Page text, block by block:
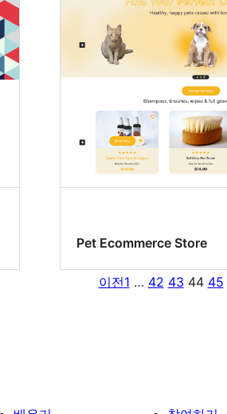
Pet Ecommerce Store
이전1 … 42 43 44 45